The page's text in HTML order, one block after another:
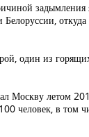
один из
летом
человек, в